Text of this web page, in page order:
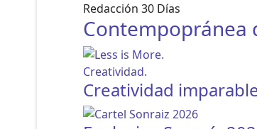
Redacción 30 Días
Contempopránea
Creatividad